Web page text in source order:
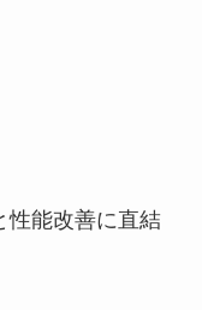
性能改善に直結